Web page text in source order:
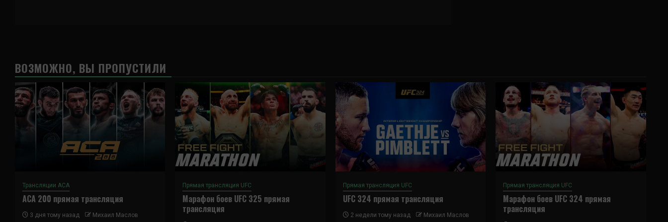
ВОЗМОЖНО, ВЫ ПРОПУСТИЛИ
Трансляции ACA
ACA 200 прямая трансляция
3 дня тому назад Михаил Маслов
Прямая трансляция UFC
Марафон боев UFC 325 прямая
трансляция
Прямая трансляция UFC
UFC 324 прямая трансляция
2 недели тому назад Михаил Маслов
Прямая трансляция UFC
Марафон боев UFC 324 прямая
трансляция